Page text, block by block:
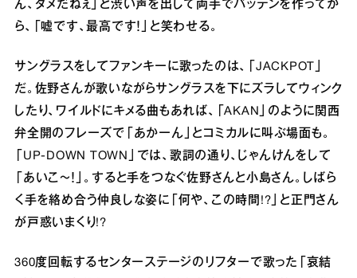
ん、ダメだねぇ」と渋い声を出して両⼿でバッテンを作ってか
ら、「嘘です、最⾼です！」と笑わせる。
サングラスをしてファンキーに歌ったのは、「JACKPOT」
だ。佐野さんが歌いながらサングラスを下にズラしてウィンク
したり、ワイルドにキメる曲もあれば、「AKAN」のように関⻄
弁全開のフレーズで「あかーん」とコミカルに叫ぶ場⾯も。
「UP-DOWN TOWN」では、歌詞の通り、じゃんけんをして
「あいこ〜！」。すると⼿をつなぐ佐野さんと⼩島さん。しばら
く⼿を絡め合う仲良しな姿に「何や、この時間!?」と正⾨さん
が⼾惑いまくり!?
360度回転するセンターステージのリフターで歌った「哀結